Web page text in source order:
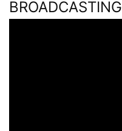
BROADCASTING